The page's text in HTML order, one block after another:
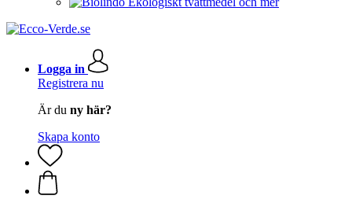
Logga in
Registrera nu
Är du ny här?
Skapa konto